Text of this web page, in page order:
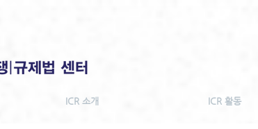
ICR 소개 ICR 활동